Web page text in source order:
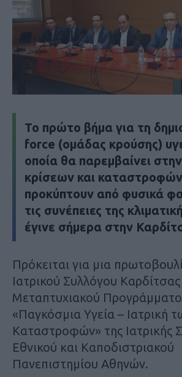
Το πρώτο βήμα για τη
force (ομάδας κρούσης)
οποία θα παρεμβαίνει στην
κρίσεων και
προκύπτουν από φυσικά
τις συνέπειες της
έγινε σήμερα στην
Πρόκειται για μια
Ιατρικού Συλλόγου
Μεταπτυχιακού
«Παγκόσμια Υγεία – Ιατρική
Καταστροφών» της Ιατρικής
Εθνικού και Καποδιστριακού
Πανεπιστημίου Αθηνών.